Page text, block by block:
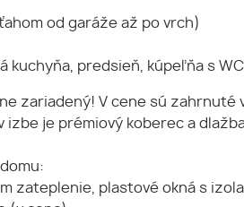
od garáže až po vrch)
kuchyňa, predsieň, kúpeľňa s WC.
zariadený! V cene sú
je prémiový koberec a
zateplenie, plastové okná s